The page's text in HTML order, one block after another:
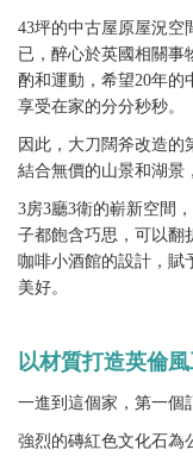
43坪的中古屋原屋況空
已，醉心於英國相關事
酌和運動，希望20年的
享受在家的分分秒秒。
因此，大刀闊斧改造的
結合無價的山景和湖景
3房3廳3衛的嶄新空間
子都飽含巧思，可以翻
咖啡小酒館的設計，賦
美好。
以材質打造英倫
一進到這個家，第一個
強烈的磚紅色文化石為